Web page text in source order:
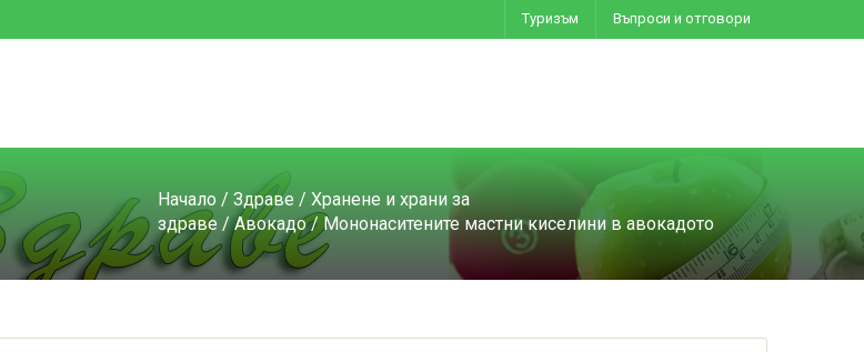
Туризъм Въпроси и отговори
Начало / Здраве / Хранене и храни за
здраве /Авокадо/ Мононаситените мастни киселини в авокадото